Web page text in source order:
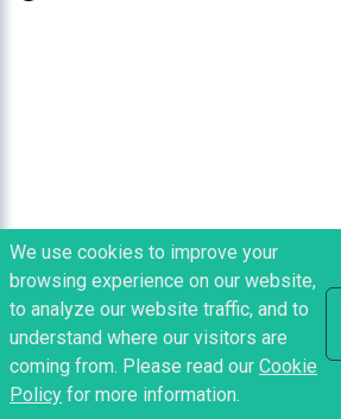
We use cookies to improve your
browsing experience on our website,
to analyze our website traffic, and to
understand where our visitors are
coming from. Please read our Cookie
Policy for more information.